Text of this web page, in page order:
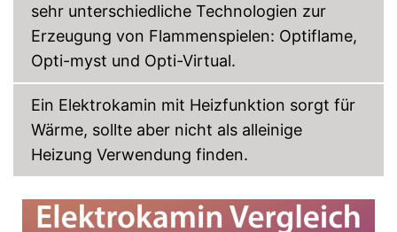
sehr unterschiedliche Technologien zur
Erzeugung von Flammenspielen: Optiflame,
Opti-myst und Opti-Virtual.
Ein Elektrokamin mit Heizfunktion sorgt für
Wärme, sollte aber nicht als alleinige
Heizung Verwendung finden.